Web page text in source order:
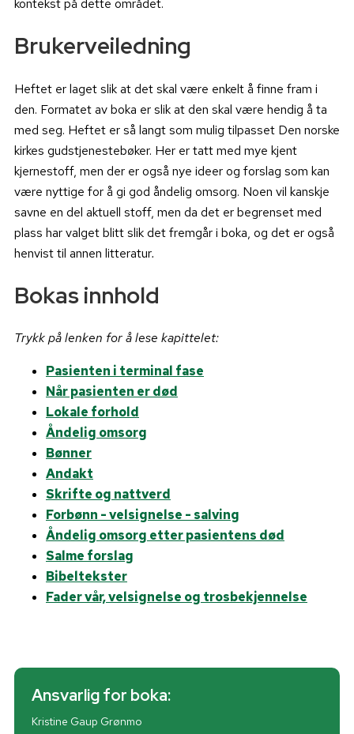
kontekst på dette området.
Brukerveiledning
Heftet er laget slik at det skal være enkelt å finne fram i
den. Formatet av boka er slik at den skal være hendig å ta
med seg. Heftet er så langt som mulig tilpasset Den norske
kirkes gudstjenestebøker. Her er tatt med mye kjent
kjernestoff, men der er også nye ideer og forslag som kan
være nyttige for å gi god åndelig omsorg. Noen vil kanskje
savne en del aktuell stoff, men da det er begrenset med
plass har valget blitt slik det fremgår i boka, og det er også
henvist til annen litteratur.
Bokas innhold
Trykk på lenken for å lese kapittelet:
Pasienten i terminal fase
Når pasienten er død
Lokale forhold
Åndelig omsorg
Bønner
Andakt
Skrifte og nattverd
Forbønn - velsignelse - salving
Åndelig omsorg etter pasientens død
Salme forslag
Bibeltekster
Fader vår, velsignelse og trosbekjennelse
Ansvarlig for boka:
Kristine Gaup Grønmo